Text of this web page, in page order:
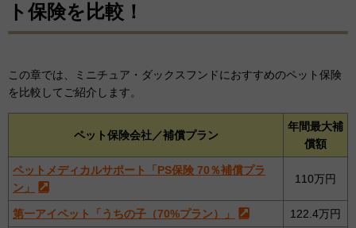
ト保険を比較！
この章では、ミニチュア・ダックスフンドにおすすめのペット保険
を比較してご紹介します。
ペット保険会社／補償プラン
年間最大補
償額
ペットメディカルサポート「PS保険 70％補償プラ
ン」
110万円
第一アイペット「うちの子（70%プラン）」 122.4万円